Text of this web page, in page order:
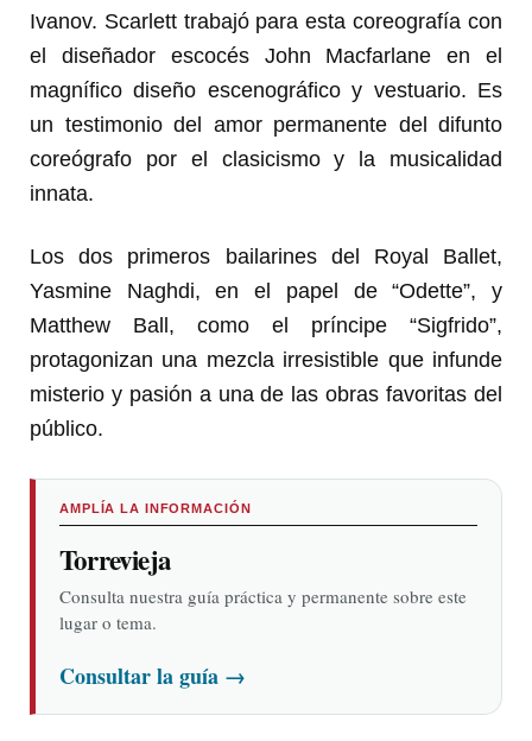
Ivanov. Scarlett trabajó para esta coreografía con
el diseñador escocés John Macfarlane en el
magnífico diseño escenográfico y vestuario. Es
un testimonio del amor permanente del difunto
coreógrafo por el clasicismo y la musicalidad
innata.
Los dos primeros bailarines del Royal Ballet,
Yasmine Naghdi, en el papel de “Odette”, y
Matthew Ball, como el príncipe “Sigfrido”,
protagonizan una mezcla irresistible que infunde
misterio y pasión a una de las obras favoritas del
público.
AMPLÍA LA INFORMACIÓN
Torrevieja
Consulta nuestra guía práctica y permanente sobre este
lugar o tema.
Consultar la guía →